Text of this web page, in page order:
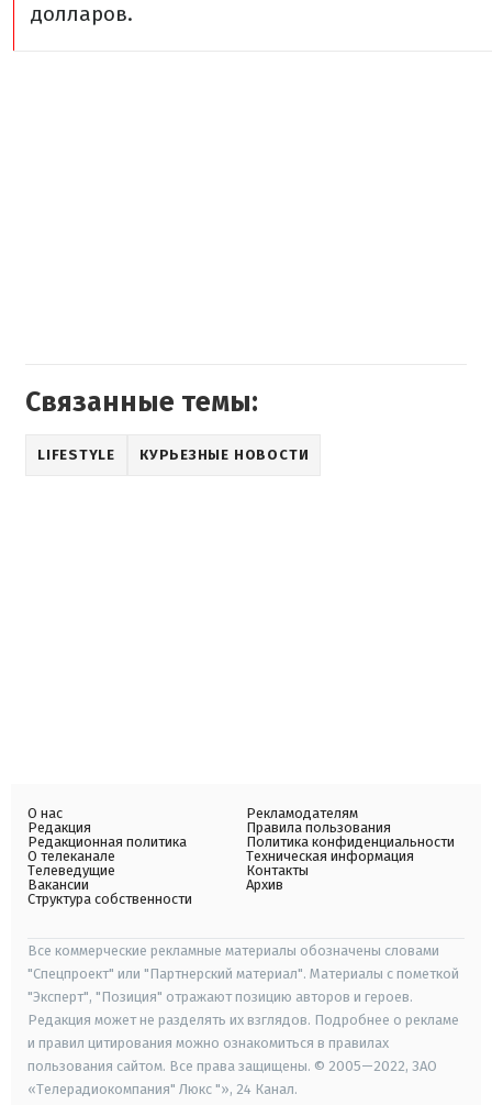
долларов.
Связанные темы:
LIFESTYLE КУРЬЕЗНЫЕ НОВОСТИ
О нас
Редакция
Редакционная политика
О телеканале
Телеведущие
Вакансии
Структура собственности
Рекламодателям
Правила пользования
Политика конфиденциальности
Техническая информация
Контакты
Архив
Все коммерческие рекламные материалы обозначены словами
"Спецпроект" или "Партнерский материал". Материалы с пометкой
"Эксперт", "Позиция" отражают позицию авторов и героев.
Редакция может не разделять их взглядов. Подробнее о рекламе
и правил цитирования можно ознакомиться в правилах
пользования сайтом. Все права защищены. © 2005—2022, ЗАО
«Телерадиокомпания" Люкс "», 24 Канал.